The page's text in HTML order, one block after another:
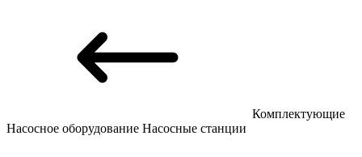
Комплектующие
Насосное оборудование Насосные станции